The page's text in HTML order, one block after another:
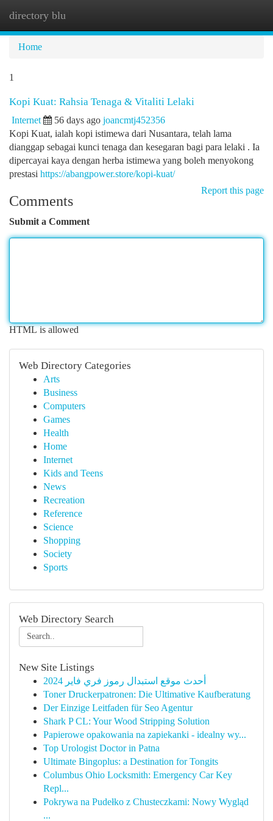
directory blu
Home
1
Kopi Kuat: Rahsia Tenaga & Vitaliti Lelaki
Internet 56 days ago joancmtj452356
Kopi Kuat, ialah kopi istimewa dari Nusantara, telah lama
dianggap sebagai kunci tenaga dan kesegaran bagi para lelaki . Ia
dipercayai kaya dengan herba istimewa yang boleh menyokong
prestasi https://abangpower.store/kopi-kuat/
Report this page
Comments
Submit a Comment
HTML is allowed
Web Directory Categories
Arts
Business
Computers
Games
Health
Home
Internet
Kids and Teens
News
Recreation
Reference
Science
Shopping
Society
Sports
Web Directory Search
New Site Listings
أحدث موقع استبدال رموز فري فاير 2024
Toner Druckerpatronen: Die Ultimative Kaufberatung
Der Einzige Leitfaden für Seo Agentur
Shark P CL: Your Wood Stripping Solution
Papierowe opakowania na zapiekanki - idealny wy...
Top Urologist Doctor in Patna
Ultimate Bingoplus: a Destination for Tongits
Columbus Ohio Locksmith: Emergency Car Key
Repl...
Pokrywa na Pudełko z Chusteczkami: Nowy Wygląd
...